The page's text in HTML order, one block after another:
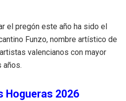
el pregón este año ha sido el
Funzo, nombre artístico de
valencianos con mayor
años.
Hogueras 2026